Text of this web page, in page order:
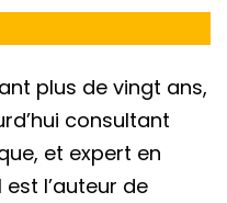
plus de vingt ans,
consultant
et expert en
est l’auteur de